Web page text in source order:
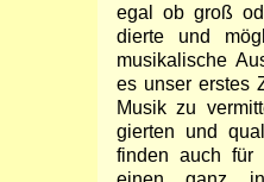
egal ob groß
dierte und
musi­kalische
es unser erstes
Musik zu
gierten und
fin­den auch für